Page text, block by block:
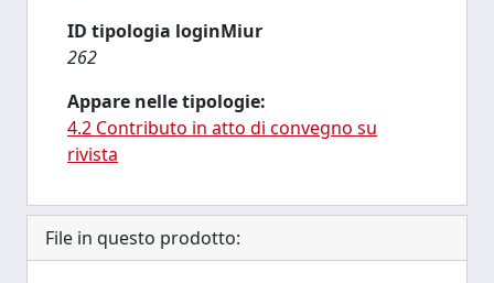
ID tipologia loginMiur
262
Appare nelle tipologie:
4.2 Contributo in atto di convegno su
rivista
File in questo prodotto: